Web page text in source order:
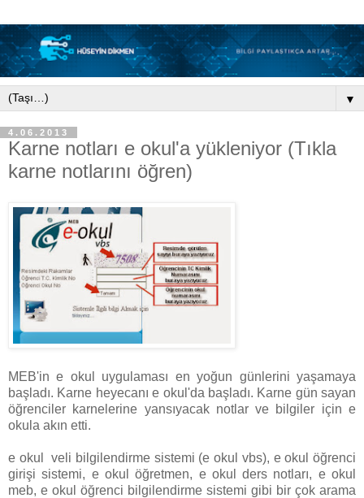
▼
4.06.2013
Karne notları e okul'a yükleniyor (Tıkla
karne notlarını öğren)
MEB'in e okul uygulaması en yoğun günlerini yaşamaya
başladı. Karne heyecanı e okul'da başladı. Karne gün sayan
öğrenciler karnelerine yansıyacak notlar ve bilgiler için e
okula akın etti.
e okul veli bilgilendirme sistemi (e okul vbs), e okul öğrenci
girişi sistemi, e okul öğretmen, e okul ders notları, e okul
meb, e okul öğrenci bilgilendirme sistemi gibi bir çok arama